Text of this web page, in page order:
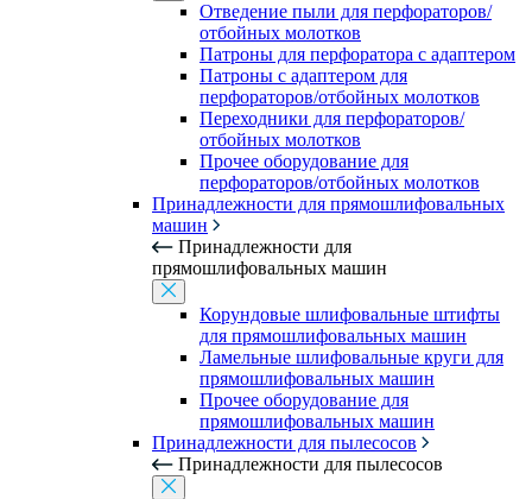
Отведение пыли для перфораторов/
отбойных молотков
Патроны для перфоратора с адаптером
Патроны с адаптером для
перфораторов/отбойных молотков
Переходники для перфораторов/
отбойных молотков
Прочее оборудование для
перфораторов/отбойных молотков
Принадлежности для прямошлифовальных
машин
Принадлежности для
прямошлифовальных машин
Корундовые шлифовальные штифты
для прямошлифовальных машин
Ламельные шлифовальные круги для
прямошлифовальных машин
Прочее оборудование для
прямошлифовальных машин
Принадлежности для пылесосов
Принадлежности для пылесосов